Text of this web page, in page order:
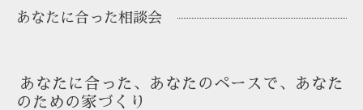
あなたに合った相談会
あなたに合った、あなたのペースで、あなた
のための家づくり